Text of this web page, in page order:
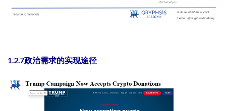
1.2.7政治需求的实现途径